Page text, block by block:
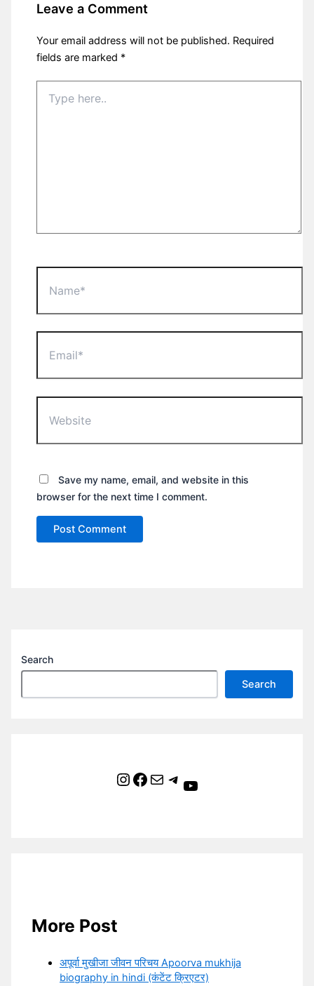
Leave a Comment
Your email address will not be published. Required
fields are marked *
here..
Save my name, email, and website in this
browser for the next time I comment.
Search
Search
Instagram Facebook Mail Telegram YouTube
More Post
अपूर्वा मुखीजा जीवन परिचय Apoorva mukhija
biography in hindi (कंटेंट क्रिएटर)